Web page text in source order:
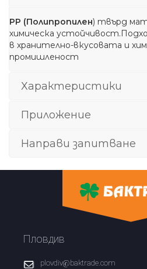
PP (Полипропилен) твърд
химическа
в хранително-вкусовата и
промишленост
Характеристики
Приложение
Направи запитване
Пловдив
plovdiv@baktrade.com